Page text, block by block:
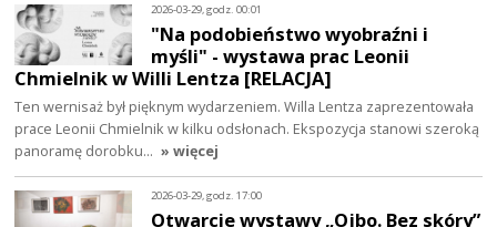
2026-03-29, godz. 00:01
"Na podobieństwo wyobraźni i
myśli" - wystawa prac Leonii
Chmielnik w Willi Lentza [RELACJA]
Ten wernisaż był pięknym wydarzeniem. Willa Lentza zaprezentowała
prace Leonii Chmielnik w kilku odsłonach. Ekspozycja stanowi szeroką
panoramę dorobku… » więcej
2026-03-29, godz. 17:00
Otwarcie wystawy „Ojbo. Bez skóry”